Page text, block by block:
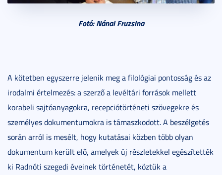
Fotó: Nánai Fruzsina
A kötetben egyszerre jelenik meg a filológiai pontosság és az
irodalmi értelmezés: a szerző a levéltári források mellett
korabeli sajtóanyagokra, recepciótörténeti szövegekre és
személyes dokumentumokra is támaszkodott. A beszélgetés
során arról is mesélt, hogy kutatásai közben több olyan
dokumentum került elő, amelyek új részletekkel egészítették
ki Radnóti szegedi éveinek történetét, köztük a